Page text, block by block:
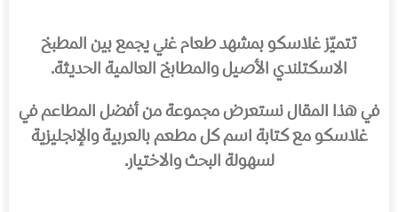
تتميّز غلاسكو بمشهد طعام غني يجمع بين المطبخ
الاسكتلندي الأصيل والمطابخ العالمية الحديثة.
في هذا المقال نستعرض مجموعة من أفضل المطاعم في
غلاسكو مع كتابة اسم كل مطعم بالعربية والإنجليزية
لسهولة البحث والاختيار.